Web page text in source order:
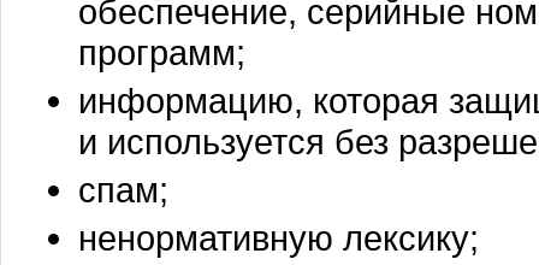
обеспечение, серийные
программ;
информацию, которая
и используется без
спам;
ненормативную лексику;